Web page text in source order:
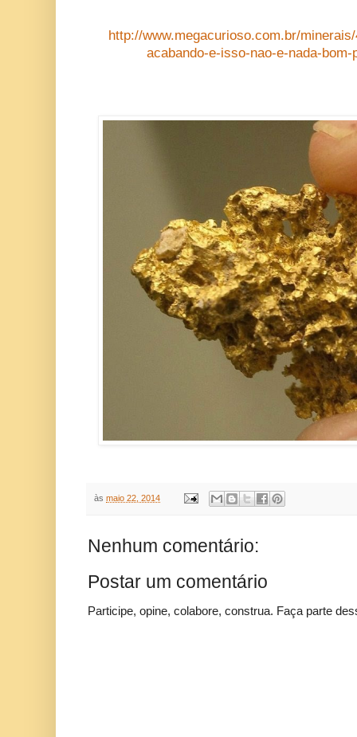
http://www.megacurioso.com.br/
acabando-e-isso-nao-e-nada-
às maio 22, 2014
Nenhum comentário:
Postar um comentário
Participe, opine, colabore, construa. Faça parte